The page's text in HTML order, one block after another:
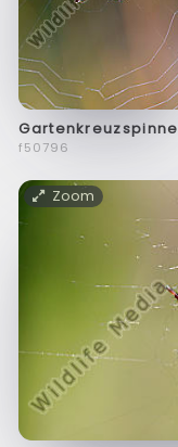
Gartenkreuzspinne
f50796
Zoom